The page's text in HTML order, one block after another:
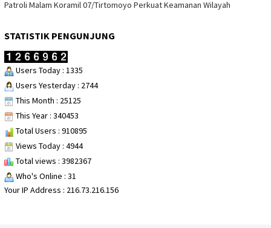
Patroli Malam Koramil 07/Tirtomoyo Perkuat Keamanan Wilayah
STATISTIK PENGUNJUNG
Users Today : 1335
Users Yesterday : 2744
This Month : 25125
This Year : 340453
Total Users : 910895
Views Today : 4944
Total views : 3982367
Who's Online : 31
Your IP Address : 216.73.216.156